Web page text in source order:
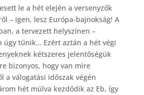
le a hét elején a versenyzők
– igen, lesz Európa-bajnokság! A
a tervezett helyszínen –
úgy tűnik… Ezért aztán a hét végi
kétszeres jelentőségük
bizonyos, hogy van mire
a válogatási időszak végén
hét múlva kezdődik az Eb, így